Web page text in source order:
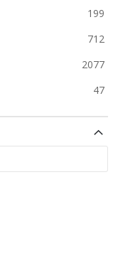
199
712
2077
47